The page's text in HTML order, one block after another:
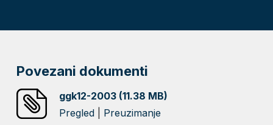
Povezani dokumenti
ggk12-2003 (11.38 MB)
Pregled
Preuzimanje